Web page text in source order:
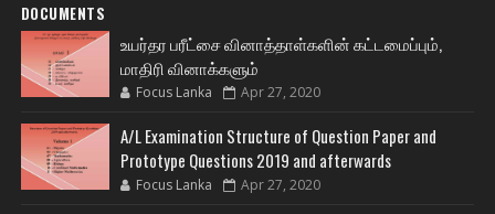
DOCUMENTS
உயர்தர பரீட்சை வினாத்தாள்களின் கட்டமைப்பும்,
மாதிரி வினாக்களும்
Focus Lanka Apr 27, 2020
A/L Examination Structure of Question Paper and
Prototype Questions 2019 and afterwards
Focus Lanka Apr 27, 2020